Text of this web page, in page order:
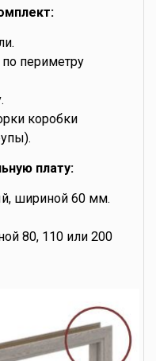
периметру
коробки
плату:
шириной 60 мм.
80, 110 или 200